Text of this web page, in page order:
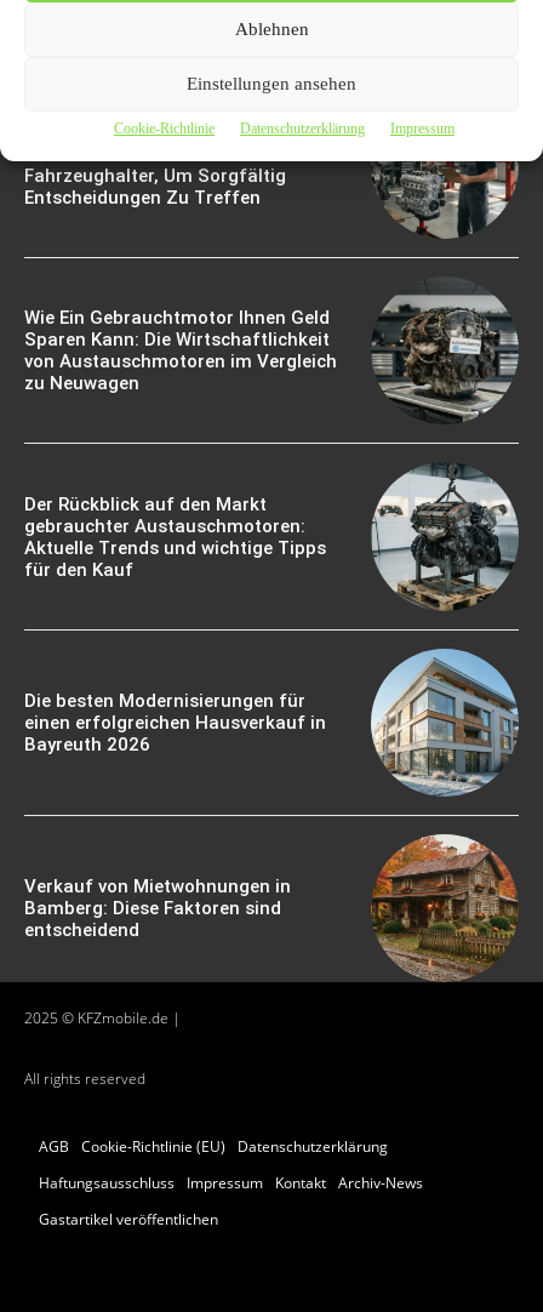
Ablehnen
Einstellungen ansehen
Cookie-Richtlinie Datenschutzerklärung Impressum
Motorschaden Bewertung: Der
Fahrzeughalter, Um Sorgfältig
Entscheidungen Zu Treffen
Wie Ein Gebrauchtmotor Ihnen Geld
Sparen Kann: Die Wirtschaftlichkeit
von Austauschmotoren im Vergleich
zu Neuwagen
Der Rückblick auf den Markt
gebrauchter Austauschmotoren:
Aktuelle Trends und wichtige Tipps
für den Kauf
Die besten Modernisierungen für
einen erfolgreichen Hausverkauf in
Bayreuth 2026
Verkauf von Mietwohnungen in
Bamberg: Diese Faktoren sind
entscheidend
2025 © KFZmobile.de |
All rights reserved
AGB Cookie-Richtlinie (EU)
Datenschutzerklärung
Haftungsausschluss
Impressum Kontakt Archiv-News
Gastartikel veröffentlichen